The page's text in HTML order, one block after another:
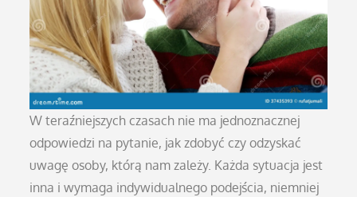
W teraźniejszych czasach nie ma jednoznacznej
odpowiedzi na pytanie, jak zdobyć czy odzyskać
uwagę osoby, którą nam zależy. Każda sytuacja jest
inna i wymaga indywidualnego podejścia, niemniej